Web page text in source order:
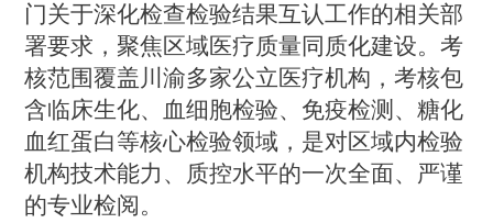
门关于深化检查检验结果互认工作的相关部
署要求，聚焦区域医疗质量同质化建设。考
核范围覆盖川渝多家公立医疗机构，考核包
含临床生化、血细胞检验、免疫检测、糖化
血红蛋白等核心检验领域，是对区域内检验
机构技术能力、质控水平的一次全面、严谨
的专业检阅。